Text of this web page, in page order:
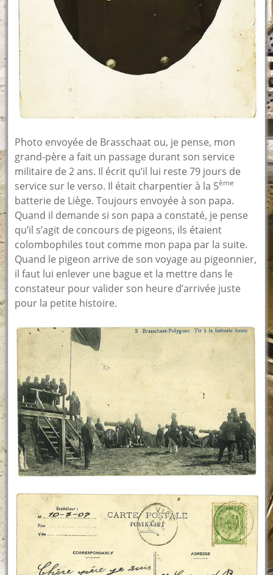
Photo envoyée de Brasschaat ou, je pense, mon
grand-père a fait un passage durant son service
militaire de 2 ans. Il écrit qu’il lui reste 79 jours de
service sur le verso. Il était charpentier à la 5ème
batterie de Liège. Toujours envoyée à son papa.
Quand il demande si son papa a constaté, je pense
qu’il s’agit de concours de pigeons, ils étaient
colombophiles tout comme mon papa par la suite.
Quand le pigeon arrive de son voyage au pigeonnier,
il faut lui enlever une bague et la mettre dans le
constateur pour valider son heure d’arrivée juste
pour la petite histoire.